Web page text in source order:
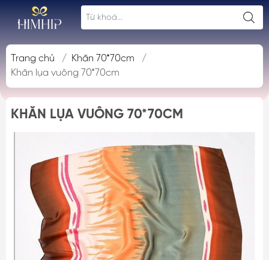
Trang chủ / Khăn 70*70cm
/
Khăn lụa vuông 70*70cm
KHĂN LỤA VUÔNG 70*70CM